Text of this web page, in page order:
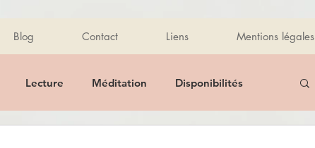
Blog Contact Liens Mentions légales
Lecture Méditation Disponibilités